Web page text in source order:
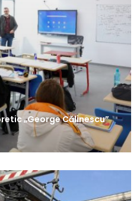
„George Călinescu”